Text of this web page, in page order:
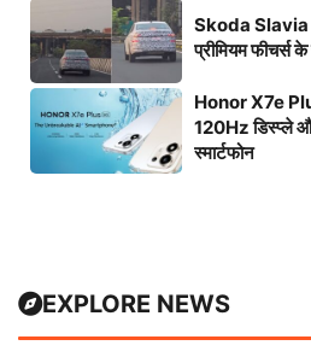
Skoda Slavia
प्रीमियम फीचर्स
Honor X7e
120Hz डिस्प्ले
स्मार्टफोन
EXPLORE NEWS